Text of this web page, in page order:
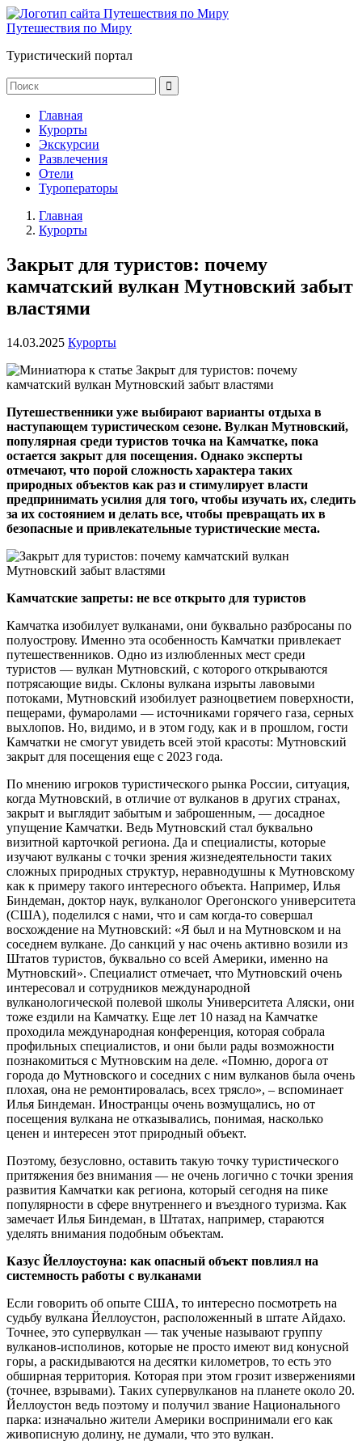
Путешествия по Миру
Туристический портал
Главная
Курорты
Экскурсии
Развлечения
Отели
Туроператоры
Главная
Курорты
Закрыт для туристов: почему
камчатский вулкан Мутновский забыт
властями
14.03.2025 Курорты
Путешественники уже выбирают варианты отдыха в
наступающем туристическом сезоне. Вулкан Мутновский,
популярная среди туристов точка на Камчатке, пока
остается закрыт для посещения. Однако эксперты
отмечают, что порой сложность характера таких
природных объектов как раз и стимулирует власти
предпринимать усилия для того, чтобы изучать их, следить
за их состоянием и делать все, чтобы превращать их в
безопасные и привлекательные туристические места.
Камчатские запреты: не все открыто для туристов
Камчатка изобилует вулканами, они буквально разбросаны по
полуострову. Именно эта особенность Камчатки привлекает
путешественников. Одно из излюбленных мест среди
туристов — вулкан Мутновский, с которого открываются
потрясающие виды. Склоны вулкана изрыты лавовыми
потоками, Мутновский изобилует разноцветием поверхности,
пещерами, фумаролами — источниками горячего газа, серных
выхлопов. Но, видимо, и в этом году, как и в прошлом, гости
Камчатки не смогут увидеть всей этой красоты: Мутновский
закрыт для посещения еще с 2023 года.
По мнению игроков туристического рынка России, ситуация,
когда Мутновский, в отличие от вулканов в других странах,
закрыт и выглядит забытым и заброшенным, — досадное
упущение Камчатки. Ведь Мутновский стал буквально
визитной карточкой региона. Да и специалисты, которые
изучают вулканы с точки зрения жизнедеятельности таких
сложных природных структур, неравнодушны к Мутновскому
как к примеру такого интересного объекта. Например, Илья
Биндеман, доктор наук, вулканолог Орегонского университета
(США), поделился с нами, что и сам когда-то совершал
восхождение на Мутновский: «Я был и на Мутновском и на
соседнем вулкане. До санкций у нас очень активно возили из
Штатов туристов, буквально со всей Америки, именно на
Мутновский». Специалист отмечает, что Мутновский очень
интересовал и сотрудников международной
вулканологической полевой школы Университета Аляски, они
тоже ездили на Камчатку. Еще лет 10 назад на Камчатке
проходила международная конференция, которая собрала
профильных специалистов, и они были рады возможности
познакомиться с Мутновским на деле. «Помню, дорога от
города до Мутновского и соседних с ним вулканов была очень
плохая, она не ремонтировалась, всех трясло», – вспоминает
Илья Биндеман. Иностранцы очень возмущались, но от
посещения вулкана не отказывались, понимая, насколько
ценен и интересен этот природный объект.
Поэтому, безусловно, оставить такую точку туристического
притяжения без внимания — не очень логично с точки зрения
развития Камчатки как региона, который сегодня на пике
популярности в сфере внутреннего и въездного туризма. Как
замечает Илья Биндеман, в Штатах, например, стараются
уделять внимания подобным объектам.
Казус Йеллоустоуна: как опасный объект повлиял на
системность работы с вулканами
Если говорить об опыте США, то интересно посмотреть на
судьбу вулкана Йеллоустон, расположенный в штате Айдахо.
Точнее, это супервулкан — так ученые называют группу
вулканов-исполинов, которые не просто имеют вид конусной
горы, а раскидываются на десятки километров, то есть это
обширная территория. Которая при этом грозит извержениями
(точнее, взрывами). Таких супервулканов на планете около 20.
Йеллоустон ведь поэтому и получил звание Национального
парка: изначально жители Америки воспринимали его как
живописную долину, не думали, что это вулкан.